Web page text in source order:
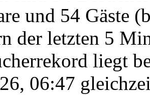
und 54 Gäste
der letzten 5
liegt
06:47